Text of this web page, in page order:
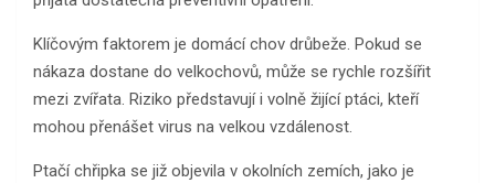
Klíčovým faktorem je domácí chov drůbeže. Pokud se
nákaza dostane do velkochovů, může se rychle rozšířit
mezi zvířata. Riziko představují i ​​volně žijící ptáci, kteří
mohou přenášet virus na velkou vzdálenost.
Ptačí chřipka se již objevila v okolních zemích, jako je